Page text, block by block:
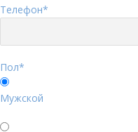
Телефон*
Пол*
Мужской